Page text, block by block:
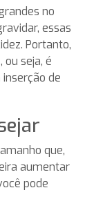
no
essas
Portanto,
, ou seja, é
de
que,
aumentar
pode